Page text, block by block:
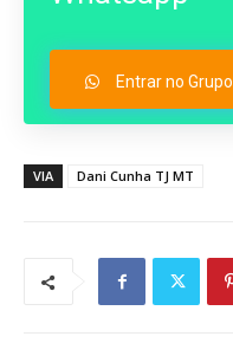
Entrar no Grupo
VIA Dani Cunha TJ MT